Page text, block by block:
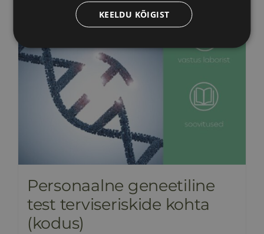
Personaalne geneetiline
test terviseriskide kohta
(kodus)
KEELDU KÕIGIST